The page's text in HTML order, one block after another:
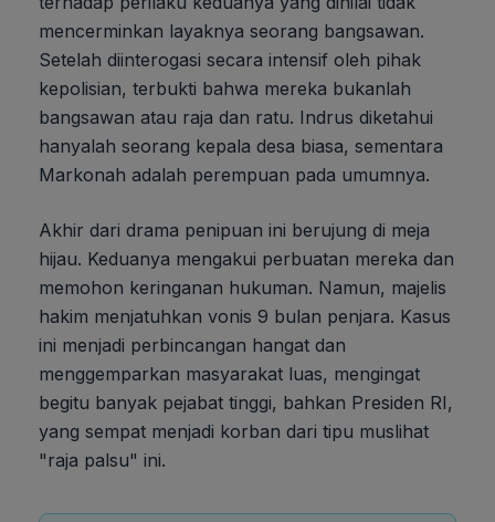
mencerminkan layaknya seorang bangsawan.
Setelah diinterogasi secara intensif oleh pihak
kepolisian, terbukti bahwa mereka bukanlah
bangsawan atau raja dan ratu. Indrus diketahui
hanyalah seorang kepala desa biasa, sementara
Markonah adalah perempuan pada umumnya.
Akhir dari drama penipuan ini berujung di meja
hijau. Keduanya mengakui perbuatan mereka dan
memohon keringanan hukuman. Namun, majelis
hakim menjatuhkan vonis 9 bulan penjara. Kasus
ini menjadi perbincangan hangat dan
menggemparkan masyarakat luas, mengingat
begitu banyak pejabat tinggi, bahkan Presiden RI,
yang sempat menjadi korban dari tipu muslihat
"raja palsu" ini.